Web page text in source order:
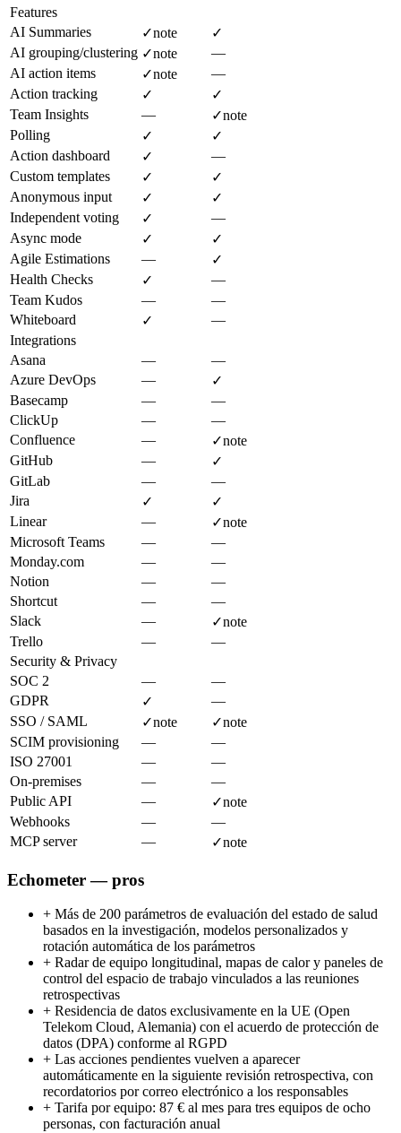
Features
AI Summaries
✓note
✓
AI grouping/clustering ✓note
—
AI action items
✓note
—
Action tracking
✓
✓
Team Insights
— ✓note
Polling
✓
✓
Action dashboard
✓
—
Custom templates
✓
✓
Anonymous input
✓
✓
Independent voting
✓
—
Async mode
✓
✓
Agile Estimations
—
✓
Health Checks
✓
—
Team Kudos
—
—
Whiteboard
✓
—
Integrations
Asana
—
—
Azure DevOps
—
✓
Basecamp
—
—
ClickUp
—
—
Confluence
— ✓note
GitHub
—
✓
GitLab
—
—
Jira
✓
✓
Linear
— ✓note
Microsoft Teams
—
—
Monday.com
—
—
Notion
—
—
Shortcut
—
—
Slack
— ✓note
Trello
—
—
Security & Privacy
SOC 2
—
—
GDPR
✓
—
SSO / SAML
✓note ✓note
SCIM provisioning
—
—
ISO 27001
—
—
On-premises
—
—
Public API
— ✓note
Webhooks
—
—
MCP server
— ✓note
Echometer — pros
+ Más de 200 parámetros de evaluación del estado de salud
basados en la investigación, modelos personalizados y
rotación automática de los parámetros
+ Radar de equipo longitudinal, mapas de calor y paneles de
control del espacio de trabajo vinculados a las reuniones
retrospectivas
+ Residencia de datos exclusivamente en la UE (Open
Telekom Cloud, Alemania) con el acuerdo de protección de
datos (DPA) conforme al RGPD
+ Las acciones pendientes vuelven a aparecer
automáticamente en la siguiente revisión retrospectiva, con
recordatorios por correo electrónico a los responsables
+ Tarifa por equipo: 87 € al mes para tres equipos de ocho
personas, con facturación anual